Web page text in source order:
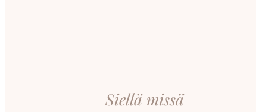
Siellä missä